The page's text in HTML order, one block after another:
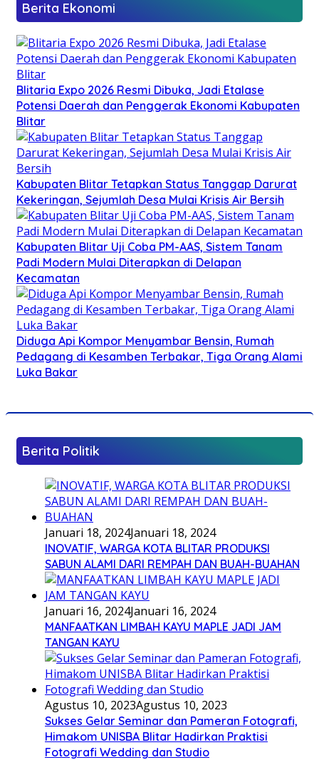
Berita Ekonomi
Blitaria Expo 2026 Resmi Dibuka, Jadi Etalase
Potensi Daerah dan Penggerak Ekonomi Kabupaten
Blitar
Kabupaten Blitar Tetapkan Status Tanggap Darurat
Kekeringan, Sejumlah Desa Mulai Krisis Air Bersih
Kabupaten Blitar Uji Coba PM-AAS, Sistem Tanam
Padi Modern Mulai Diterapkan di Delapan
Kecamatan
Diduga Api Kompor Menyambar Bensin, Rumah
Pedagang di Kesamben Terbakar, Tiga Orang Alami
Luka Bakar
Berita Politik
Januari 18, 2024Januari 18, 2024
INOVATIF, WARGA KOTA BLITAR PRODUKSI
SABUN ALAMI DARI REMPAH DAN BUAH-BUAHAN
Januari 16, 2024Januari 16, 2024
MANFAATKAN LIMBAH KAYU MAPLE JADI JAM
TANGAN KAYU
Agustus 10, 2023Agustus 10, 2023
Sukses Gelar Seminar dan Pameran Fotografi,
Himakom UNISBA Blitar Hadirkan Praktisi
Fotografi Wedding dan Studio